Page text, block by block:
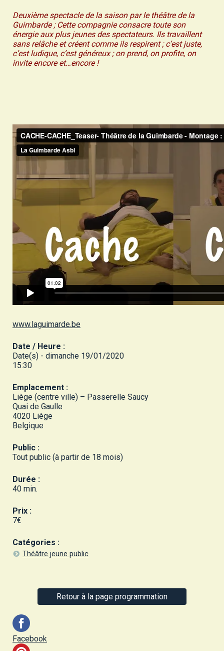
Deuxième spectacle de la saison par le théâtre de la
Guimbarde ; Cette compagnie consacre toute son
énergie aux plus jeunes des spectateurs. Ils travaillent
sans relâche et créent comme ils respirent ; c’est juste,
c’est ludique, c’est généreux ; on prend, on profite, on
invite encore et…encore !
www.laguimarde.be
Date / Heure :
Date(s) - dimanche 19/01/2020
15:30
Emplacement :
Liège (centre ville) – Passerelle Saucy
Quai de Gaulle
4020 Liège
Belgique
Public :
Tout public (à partir de 18 mois)
Durée :
40 min.
Prix :
7€
Catégories :
Théâtre jeune public
Retour à la page programmation
Facebook